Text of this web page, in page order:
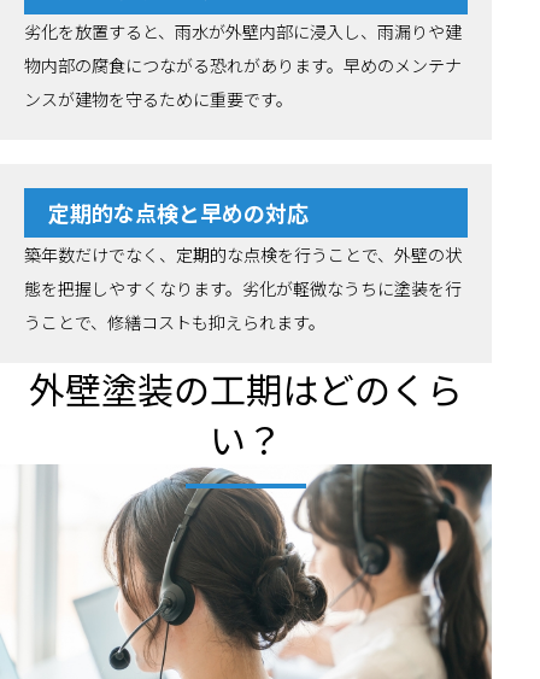
劣化を放置すると、雨水が外壁内部に浸入し、雨漏りや建
物内部の腐食につながる恐れがあります。早めのメンテナ
ンスが建物を守るために重要です。
定期的な点検と早めの対応
築年数だけでなく、定期的な点検を行うことで、外壁の状
態を把握しやすくなります。劣化が軽微なうちに塗装を行
うことで、修繕コストも抑えられます。
外壁塗装の工期はどのくら
い？